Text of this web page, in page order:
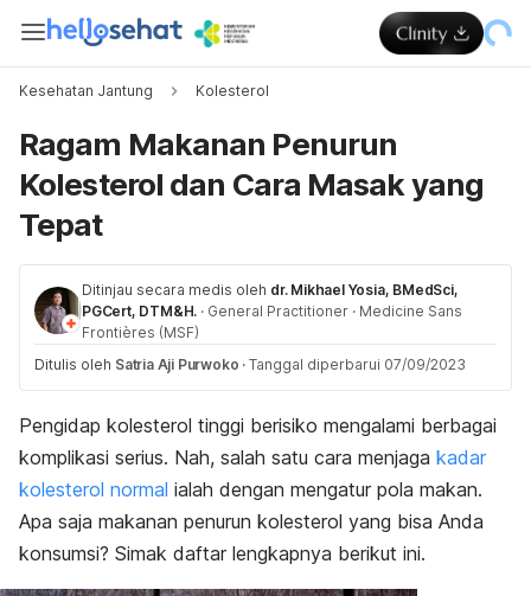
Kesehatan Jantung Kolesterol
Ragam Makanan Penurun
Kolesterol dan Cara Masak yang
Tepat
Ditinjau secara medis oleh dr. Mikhael Yosia, BMedSci,
PGCert, DTM&H. · General Practitioner · Medicine Sans
Frontières (MSF)
Ditulis oleh Satria Aji Purwoko · Tanggal diperbarui 07/09/2023
Pengidap kolesterol tinggi berisiko mengalami berbagai
komplikasi serius. Nah, salah satu cara menjaga kadar
kolesterol normal ialah dengan mengatur pola makan.
Apa saja makanan penurun kolesterol yang bisa Anda
konsumsi? Simak daftar lengkapnya berikut ini.